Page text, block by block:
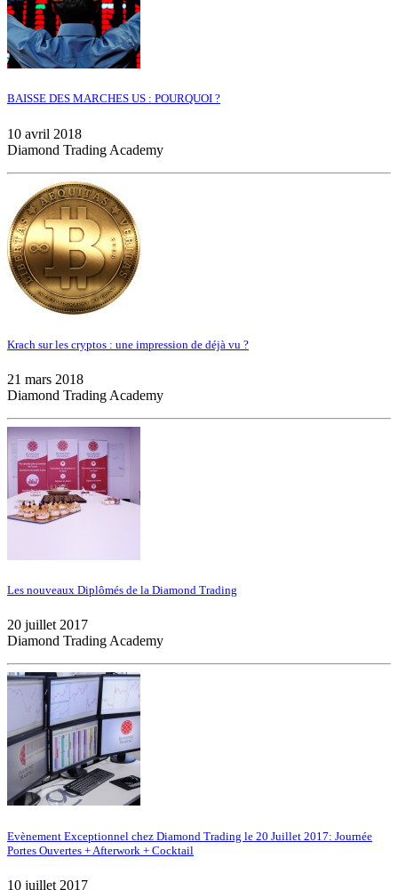
BAISSE DES MARCHES US : POURQUOI ?
10 avril 2018
Diamond Trading Academy
Krach sur les cryptos : une impression de déjà vu ?
21 mars 2018
Diamond Trading Academy
Les nouveaux Diplômés de la Diamond Trading
20 juillet 2017
Diamond Trading Academy
Evènement Exceptionnel chez Diamond Trading le 20 Juillet 2017: Journée
Portes Ouvertes + Afterwork + Cocktail
10 juillet 2017